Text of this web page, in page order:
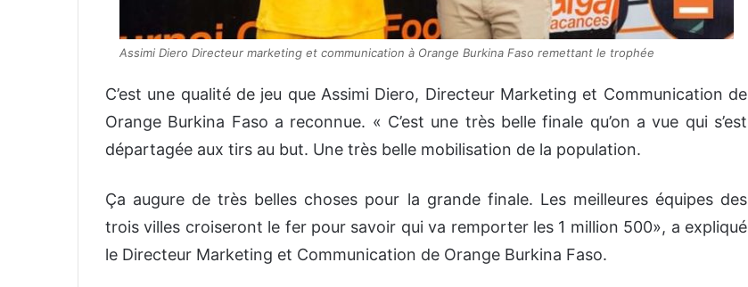
Assimi Diero Directeur marketing et communication à Orange Burkina Faso remettant le trophée
C’est une qualité de jeu que Assimi Diero, Directeur Marketing et Communication de
Orange Burkina Faso a reconnue. « C’est une très belle finale qu’on a vue qui s’est
départagée aux tirs au but. Une très belle mobilisation de la population.
Ça augure de très belles choses pour la grande finale. Les meilleures équipes des
trois villes croiseront le fer pour savoir qui va remporter les 1 million 500», a expliqué
le Directeur Marketing et Communication de Orange Burkina Faso.